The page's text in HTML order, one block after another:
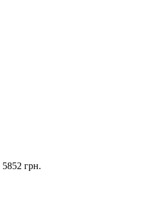
5852 грн.